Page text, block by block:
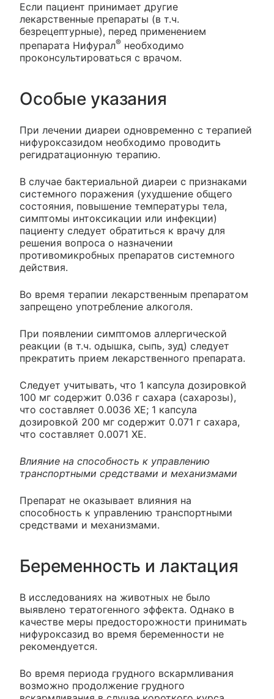
Если пациент принимает другие
лекарственные препараты (в т.ч.
безрецептурные), перед применением
препарата Нифурал® необходимо
проконсультироваться с врачом.
Особые указания
При лечении диареи одновременно с терапией
нифуроксазидом необходимо проводить
регидратационную терапию.
В случае бактериальной диареи с признаками
системного поражения (ухудшение общего
состояния, повышение температуры тела,
симптомы интоксикации или инфекции)
пациенту следует обратиться к врачу для
решения вопроса о назначении
противомикробных препаратов системного
действия.
Во время терапии лекарственным препаратом
запрещено употребление алкоголя.
При появлении симптомов аллергической
реакции (в т.ч. одышка, сыпь, зуд) следует
прекратить прием лекарственного препарата.
Следует учитывать, что 1 капсула дозировкой
100 мг содержит 0.036 г сахара (сахарозы),
что составляет 0.0036 ХЕ; 1 капсула
дозировкой 200 мг содержит 0.071 г сахара,
что составляет 0.0071 ХЕ.
Влияние на способность к управлению
транспортными средствами и механизмами
Препарат не оказывает влияния на
способность к управлению транспортными
средствами и механизмами.
Беременность и лактация
В исследованиях на животных не было
выявлено тератогенного эффекта. Однако в
качестве меры предосторожности принимать
нифуроксазид во время беременности не
рекомендуется.
Во время периода грудного вскармливания
возможно продолжение грудного